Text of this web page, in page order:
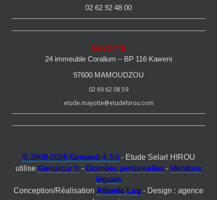
02 62 92 48 00
MAYOTTE
24 immeuble Coralium – BP 116 Kaweni
97600 MAMOUDZOU
02 69 62 08 59
etude.mayotte@etudehirou.com
© 2008-2026 Gemweb 4.3.0- Etude Selarl HIROU
utilise Gemarcur © - Données personnelles - Mentions
légales
Conception/Réalisation Atlantic Log - Design : agence